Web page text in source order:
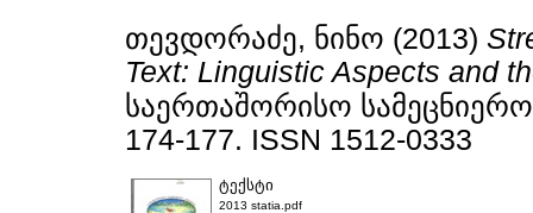
თევდორაძე, ნინო (2013)
Text: Linguistic Aspects and
საერთაშორისო
174-177. ISSN 1512-0333
ტექსტი
2013 statia.pdf